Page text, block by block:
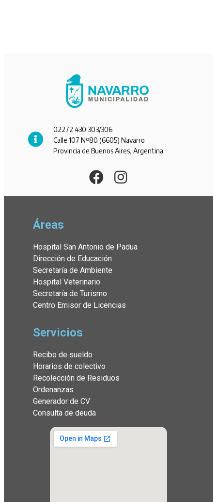
02272 430 303/306
Calle 107 Nº80 (6605) Navarro
Provincia de Buenos Aires, Argentina
Áreas
Hospital San Antonio de Padua
Dirección de Educación
Secretaría de Ambiente
Hospital Veterinario
Secretaría de Turismo
Centro Emisor de Licencias
Servicios
Recibo de sueldo
Horarios de colectivo
Recolección de Residuos
Ordenanzas
Generador de CV
Consulta de deuda